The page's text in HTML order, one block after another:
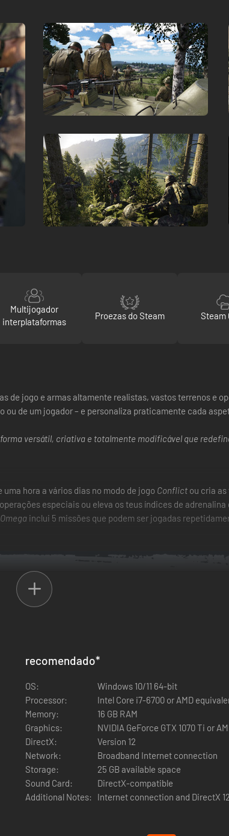
Multijogador
interplataformas
Proezas do Steam Steam
de jogo e armas altamente realistas, vastos terrenos e
de um jogador – e personaliza praticamente cada
versátil, criativa e totalmente modificável que
hora a vários dias no modo de jogo Conflict ou cria
especiais ou eleva os teus índices de
inclui 5 missões que podem ser jogadas
recomendado*
OS:
Windows 10/11 64-bit
Processor:
Intel Core i7-6700 or AMD
Memory:
16 GB RAM
Graphics:
NVIDIA GeForce GTX 1070 Ti or
DirectX:
Version 12
Network:
Broadband Internet connection
Storage:
25 GB available space
Sound Card:
DirectX-compatible
Additional Notes:
Internet connection and DirectX